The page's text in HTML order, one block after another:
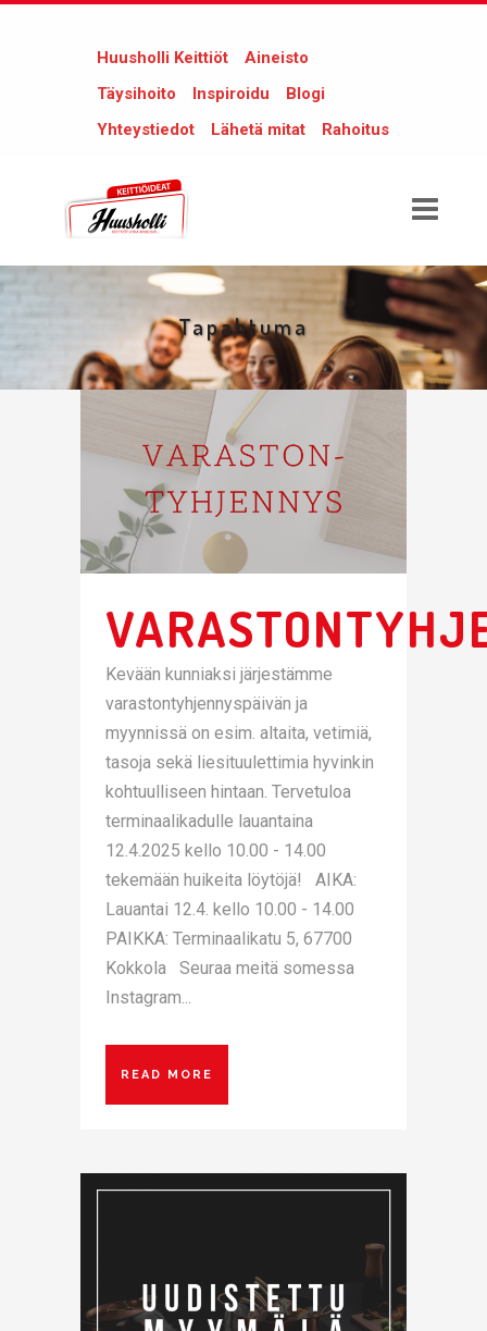
Huusholli Keittiöt
Aineisto
Täysihoito
Inspiroidu
Blogi
Yhteystiedot
Lähetä mitat Rahoitus
Tapahtuma
Kevään kunniaksi järjestämme
varastontyhjennyspäivän ja
myynnissä on esim. altaita, vetimiä,
tasoja sekä liesituulettimia hyvinkin
kohtuulliseen hintaan. Tervetuloa
terminaalikadulle lauantaina
12.4.2025 kello 10.00 - 14.00
tekemään huikeita löytöjä! AIKA:
Lauantai 12.4. kello 10.00 - 14.00
PAIKKA: Terminaalikatu 5, 67700
Kokkola Seuraa meitä somessa
Instagram...
READ MORE